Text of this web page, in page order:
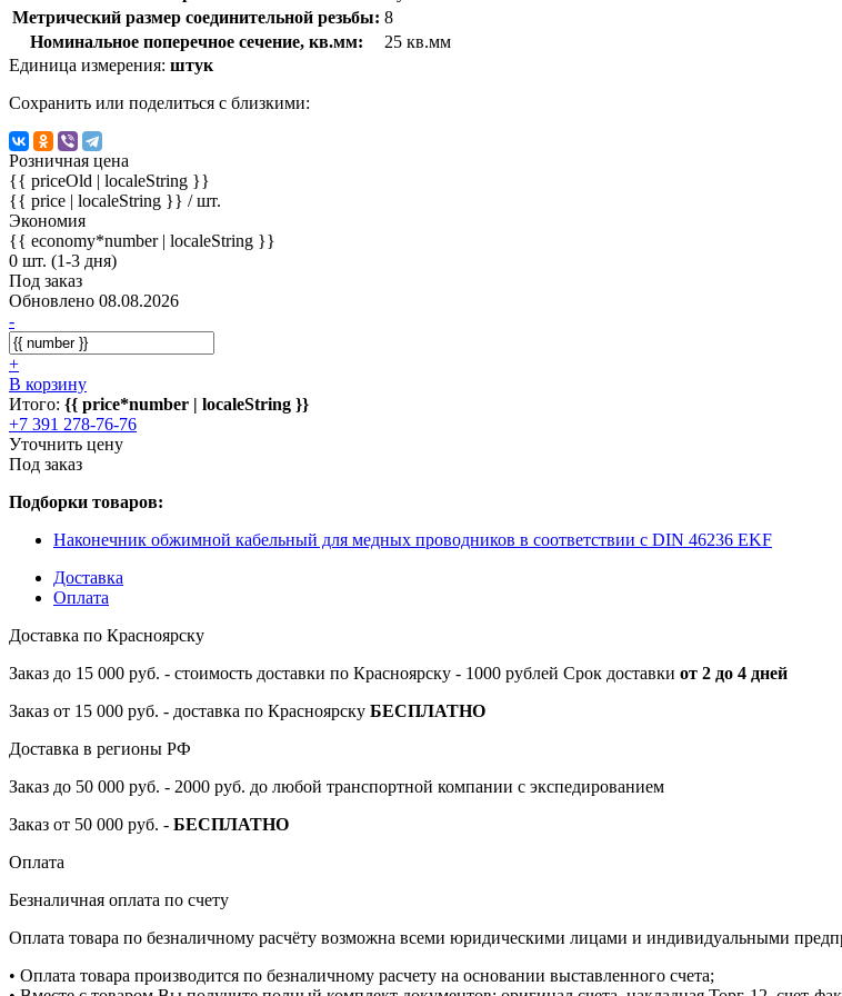
Метрический размер соединительной резьбы: 8
Номинальное поперечное сечение, кв.мм:
25 кв.мм
Единица измерения: штук
Сохранить или поделиться с близкими:
Розничная цена
{{ priceOld | localeString }}
{{ price | localeString }} / шт.
Экономия
{{ economy*number | localeString }}
0 шт. (1-3 дня)
Под заказ
Обновлено 08.08.2026
-
+
В корзину
Итого: {{ price*number | localeString }}
+7 391 278-76-76
Уточнить цену
Под заказ
Подборки товаров:
Наконечник обжимной кабельный для медных проводников в соответствии с DIN 46236 EKF
Доставка
Оплата
Доставка по Красноярску
Заказ до 15 000 руб. - стоимость доставки по Красноярску - 1000 рублей Срок доставки от 2 до 4 дней
Заказ от 15 000 руб. - доставка по Красноярску БЕСПЛАТНО
Доставка в регионы РФ
Заказ до 50 000 руб. - 2000 руб. до любой транспортной компании с экспедированием
Заказ от 50 000 руб. - БЕСПЛАТНО
Оплата
Безналичная оплата по счету
Оплата товара по безналичному расчёту возможна всеми юридическими лицами и индивидуальными
• Оплата товара производится по безналичному расчету на основании выставленного счета;